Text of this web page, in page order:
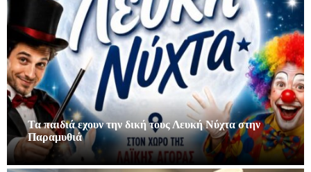
Τα παιδιά εχουν την δική τους Λευκή Νύχτα στην
Παραμυθιά